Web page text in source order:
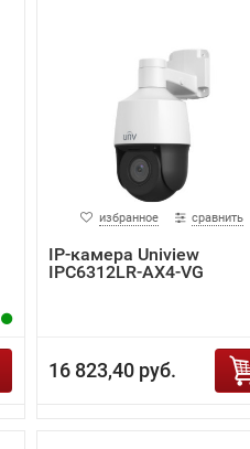
избранное сравнить
IP-камера Uniview
IPC6312LR-AX4-VG
16 823,40 руб.